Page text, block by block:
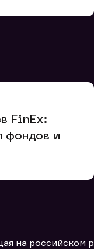
FinEx:
фондов и
на российском
Ваше